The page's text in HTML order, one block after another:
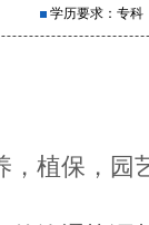
学历要求：专科
，植保，园